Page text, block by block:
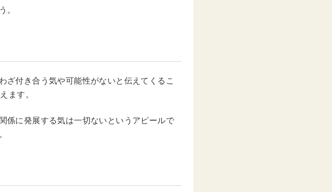
ざ付き合う気や可能性がないと伝えてくるこ
ます。
係に発展する気は一切ないというアピールで